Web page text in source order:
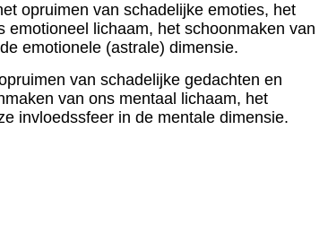
opruimen van schadelijke emoties, het
emotioneel lichaam, het schoonmaken van
emotionele (astrale) dimensie.
van schadelijke gedachten en
van ons mentaal lichaam, het
invloedssfeer in de mentale dimensie.